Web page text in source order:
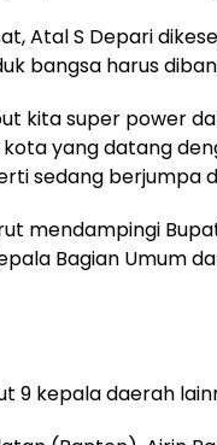
Atal S Depari
bangsa harus
kita super power
yang datang
sedang berjumpa
mendampingi
Bagian Umum
9 kepala daerah